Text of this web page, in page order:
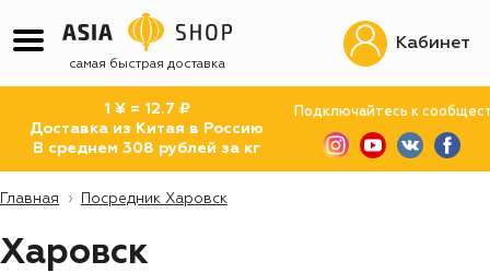
самая быстрая доставка
1 ¥ = 12.7 ₽
Доставка из Китая в Россию
В среднем 308 рублей за кг
Подключайтесь к
Кабинет
Главная Посредник Харовск
Харовск